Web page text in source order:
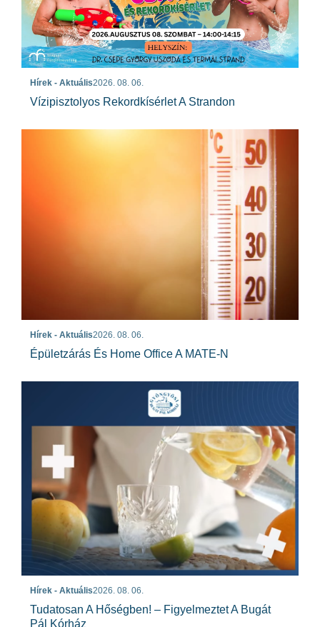
Hírek - Aktuális2026. 08. 06.
Vízipisztolyos Rekordkísérlet A Strandon
Hírek - Aktuális2026. 08. 06.
Épületzárás És Home Office A MATE-N
Hírek - Aktuális2026. 08. 06.
Tudatosan A Hőségben! – Figyelmeztet A Bugát
Pál Kórház